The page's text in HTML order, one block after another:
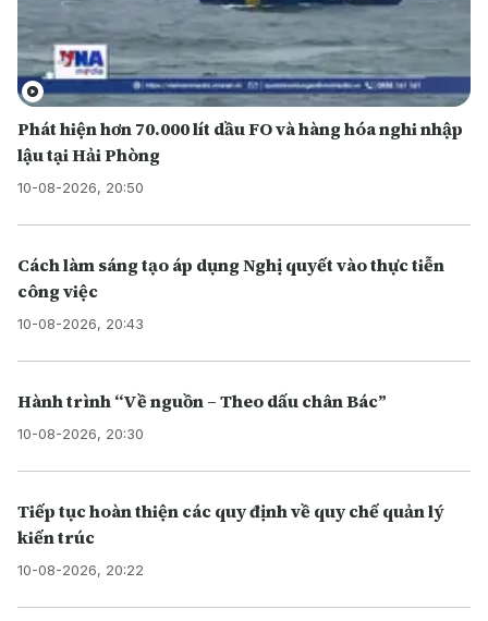
Phát hiện hơn 70.000 lít dầu FO và hàng hóa nghi nhập
lậu tại Hải Phòng
10-08-2026, 20:50
Cách làm sáng tạo áp dụng Nghị quyết vào thực tiễn
công việc
10-08-2026, 20:43
Hành trình “Về nguồn – Theo dấu chân Bác”
10-08-2026, 20:30
Tiếp tục hoàn thiện các quy định về quy chế quản lý
kiến trúc
10-08-2026, 20:22